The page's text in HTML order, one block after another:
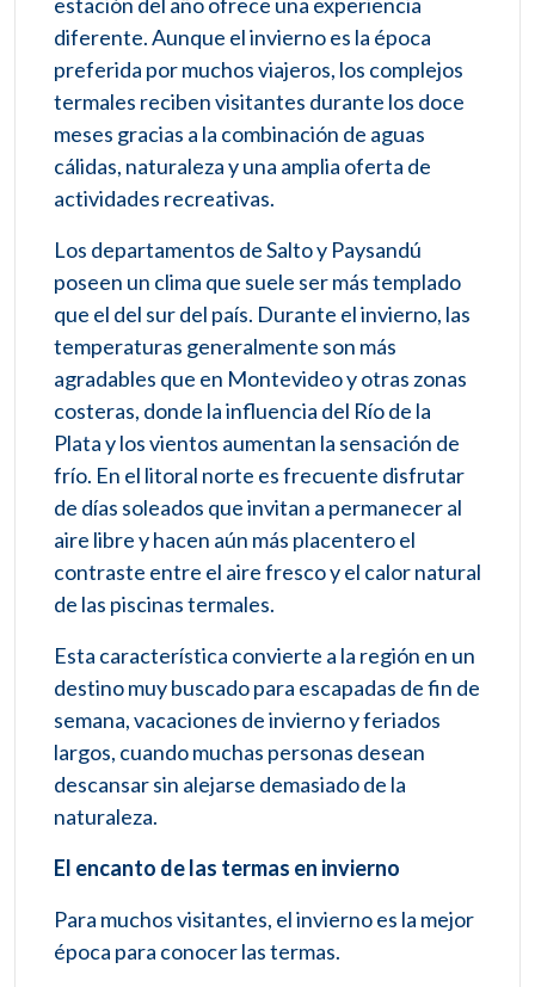
diferente. Aunque el invierno es la época
preferida por muchos viajeros, los complejos
termales reciben visitantes durante los doce
meses gracias a la combinación de aguas
cálidas, naturaleza y una amplia oferta de
actividades recreativas.
Los departamentos de Salto y Paysandú
poseen un clima que suele ser más templado
que el del sur del país. Durante el invierno, las
temperaturas generalmente son más
agradables que en Montevideo y otras zonas
costeras, donde la influencia del Río de la
Plata y los vientos aumentan la sensación de
frío. En el litoral norte es frecuente disfrutar
de días soleados que invitan a permanecer al
aire libre y hacen aún más placentero el
contraste entre el aire fresco y el calor natural
de las piscinas termales.
Esta característica convierte a la región en un
destino muy buscado para escapadas de fin de
semana, vacaciones de invierno y feriados
largos, cuando muchas personas desean
descansar sin alejarse demasiado de la
naturaleza.
El encanto de las termas en invierno
Para muchos visitantes, el invierno es la mejor
época para conocer las termas.